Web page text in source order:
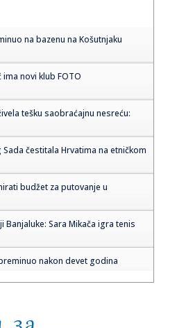
na bazenu na Košutnjaku
ima novi klub FOTO
tešku saobraćajnu nesreću:
čestitala Hrvatima na etničkom
budžet za putovanje u
Sara Mikača igra tenis
nakon devet godina